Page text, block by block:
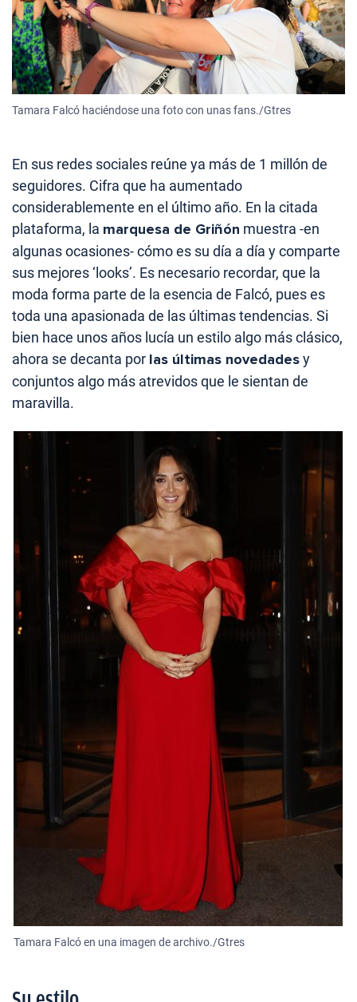
Tamara Falcó haciéndose una foto con unas fans./Gtres
En sus redes sociales reúne ya más de 1 millón de
seguidores. Cifra que ha aumentado
considerablemente en el último año. En la citada
plataforma, la marquesa de Griñón muestra -en
algunas ocasiones- cómo es su día a día y comparte
sus mejores ‘looks’. Es necesario recordar, que la
moda forma parte de la esencia de Falcó, pues es
toda una apasionada de las últimas tendencias. Si
bien hace unos años lucía un estilo algo más clásico,
ahora se decanta por las últimas novedadesy
conjuntos algo más atrevidos que le sientan de
maravilla.
Tamara Falcó en una imagen de archivo./Gtres